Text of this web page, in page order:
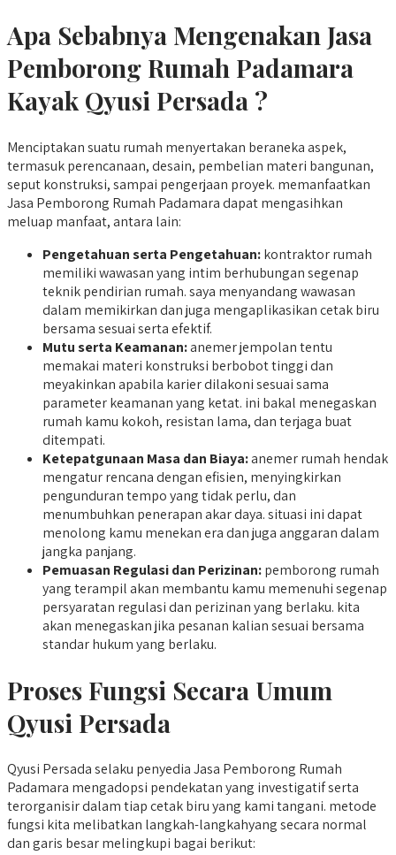
Apa Sebabnya Mengenakan Jasa
Pemborong Rumah Padamara
Kayak Qyusi Persada ?
Menciptakan suatu rumah menyertakan beraneka aspek,
termasuk perencanaan, desain, pembelian materi bangunan,
seput konstruksi, sampai pengerjaan proyek. memanfaatkan
Jasa Pemborong Rumah Padamara dapat mengasihkan
meluap manfaat, antara lain:
Pengetahuan serta Pengetahuan:kontraktor rumah
memiliki wawasan yang intim berhubungan segenap
teknik pendirian rumah. saya menyandang wawasan
dalam memikirkan dan juga mengaplikasikan cetak biru
bersama sesuai serta efektif.
Mutu serta Keamanan:anemer jempolan tentu
memakai materi konstruksi berbobot tinggi dan
meyakinkan apabila karier dilakoni sesuai sama
parameter keamanan yang ketat. ini bakal menegaskan
rumah kamu kokoh, resistan lama, dan terjaga buat
ditempati.
Ketepatgunaan Masa dan Biaya:anemer rumah hendak
mengatur rencana dengan efisien, menyingkirkan
pengunduran tempo yang tidak perlu, dan
menumbuhkan penerapan akar daya. situasi ini dapat
menolong kamu menekan era dan juga anggaran dalam
jangka panjang.
Pemuasan Regulasi dan Perizinan:pemborong rumah
yang terampil akan membantu kamu memenuhi segenap
persyaratan regulasi dan perizinan yang berlaku. kita
akan menegaskan jika pesanan kalian sesuai bersama
standar hukum yang berlaku.
Proses Fungsi Secara Umum
Qyusi Persada
Qyusi Persada selaku penyedia Jasa Pemborong Rumah
Padamara mengadopsi pendekatan yang investigatif serta
terorganisir dalam tiap cetak biru yang kami tangani. metode
fungsi kita melibatkan langkah-langkahyang secara normal
dan garis besar melingkupi bagai berikut: